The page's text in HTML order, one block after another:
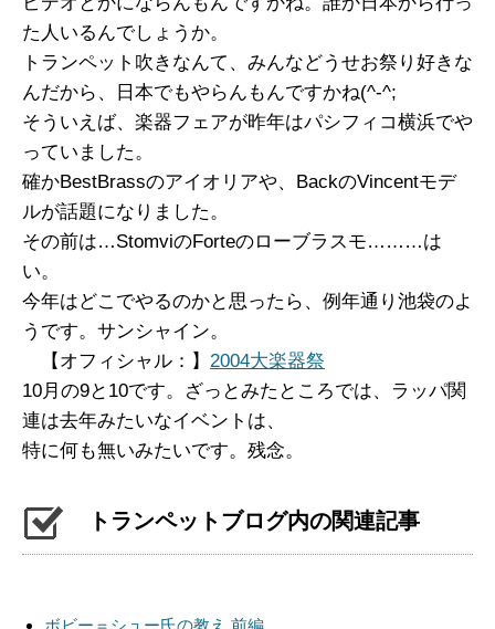
た人いるんでしょうか。
トランペット吹きなんて、みんなどうせお祭り好きな
んだから、日本でもやらんもんですかね(^-^;
そういえば、楽器フェアが昨年はパシフィコ横浜でや
っていました。
確かBestBrassのアイオリアや、BackのVincentモデ
ルが話題になりました。
その前は…StomviのForteのローブラスモ………は
い。
今年はどこでやるのかと思ったら、例年通り池袋のよ
うです。サンシャイン。
【オフィシャル：】 2004大楽器祭
10月の9と10です。ざっとみたところでは、ラッパ関
連は去年みたいなイベントは、
特に何も無いみたいです。残念。
トランペットブログ内の関連記事
ボビー＝シュー氏の教え 前編